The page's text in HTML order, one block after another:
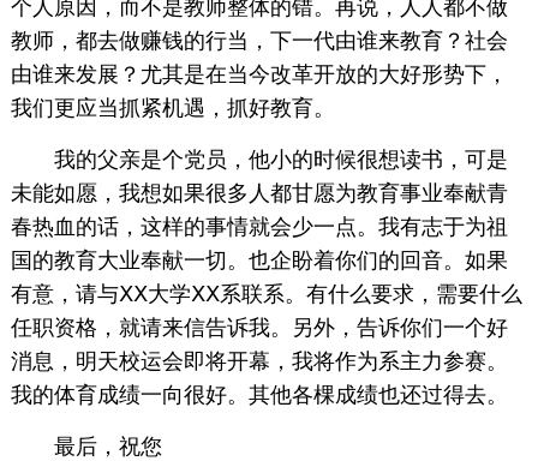
个人原因，而不是教师整体的错。再说，人人都不做
教师，都去做赚钱的行当，下一代由谁来教育？社会
由谁来发展？尤其是在当今改革开放的大好形势下，
我们更应当抓紧机遇，抓好教育。
我的父亲是个党员，他小的时候很想读书，可是
未能如愿，我想如果很多人都甘愿为教育事业奉献青
春热血的话，这样的事情就会少一点。我有志于为祖
国的教育大业奉献一切。也企盼着你们的回音。如果
有意，请与ⅩⅩ大学ⅩⅩ系联系。有什么要求，需要什么
任职资格，就请来信告诉我。另外，告诉你们一个好
消息，明天校运会即将开幕，我将作为系主力参赛。
我的体育成绩一向很好。其他各棵成绩也还过得去。
最后，祝您